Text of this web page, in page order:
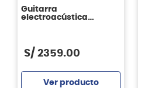
Guitarra
electroacústica
S/ 2359.00
Ver producto